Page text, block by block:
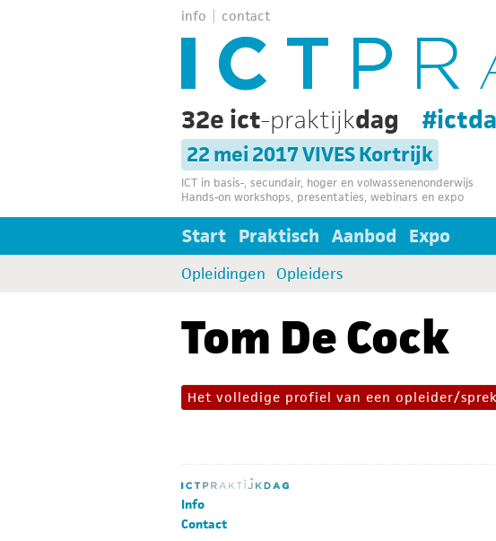
info contact
32e ict-praktijkdag
22 mei 2017 VIVES Kortrijk
ICT in basis-, secundair, hoger en volwassenenonderwijs
Hands-on workshops, presentaties, webinars en expo
Start Praktisch Aanbod Expo
Opleidingen Opleiders
Tom De Cock
Het volledige profiel van een opleider/
Info
Contact